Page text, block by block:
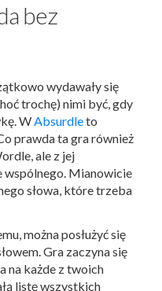
bez
wydawały się
trochę) nimi być, gdy
WAbsurdleto
prawda ta gra również
ale z jej
wspólnego. Mianowicie
słowa, które trzeba
można posłużyć się
Gra zaczyna się
na każde z twoich
listę wszystkich